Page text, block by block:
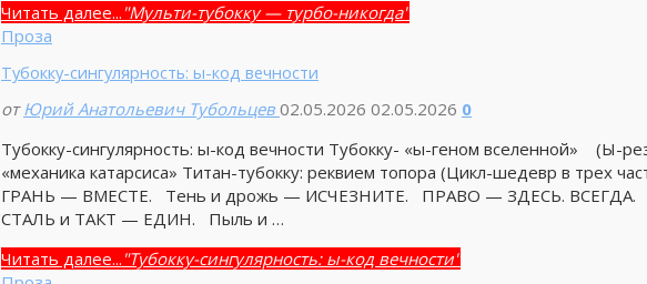
Читать далее... "Мульти-тубокку — турбо-никогда"
Проза
Тубокку-сингулярность: ы-код вечности
от Юрий Анатольевич Тубольцев 02.05.2026 02.05.2026 0
Тубокку-сингулярность: ы-код вечности Тубокку- «ы-геном вселенной» (Ы-
«механика катарсиса» Титан-тубокку: реквием топора (Цикл-шедевр в трех
ГРАНЬ — ВМЕСТЕ. Тень и дрожь — ИСЧЕЗНИТЕ. ПРАВО — ЗДЕСЬ. ВСЕГДА.
СТАЛЬ и ТАКТ — ЕДИН. Пыль и …
Читать далее... "Тубокку-сингулярность: ы-код вечности"